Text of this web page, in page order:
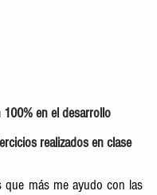
100% en el desarrollo
realizados en clase
que más me ayudo con las